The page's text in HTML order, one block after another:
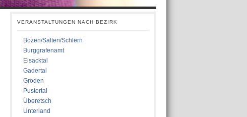
VERANSTALTUNGEN NACH BEZIRK
Bozen/Salten/Schlern
Burggrafenamt
Eisacktal
Gadertal
Gröden
Pustertal
Überetsch
Unterland